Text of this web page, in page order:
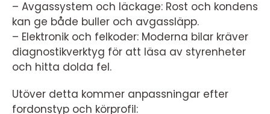
– Avgassystem och läckage: Rost och kondens
kan ge både buller och avgassläpp.
– Elektronik och felkoder: Moderna bilar kräver
diagnostikverktyg för att läsa av styrenheter
och hitta dolda fel.
Utöver detta kommer anpassningar efter
fordonstyp och körprofil: